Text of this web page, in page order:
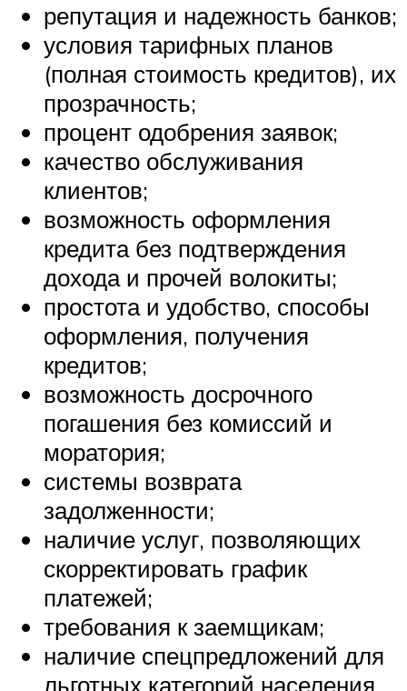
репутация и надежность банков;
условия тарифных планов
(полная стоимость кредитов), их
прозрачность;
процент одобрения заявок;
качество обслуживания
клиентов;
возможность оформления
кредита без подтверждения
дохода и прочей волокиты;
простота и удобство, способы
оформления, получения
кредитов;
возможность досрочного
погашения без комиссий и
моратория;
системы возврата
задолженности;
наличие услуг, позволяющих
скорректировать график
платежей;
требования к заемщикам;
наличие спецпредложений для
льготных категорий населения.